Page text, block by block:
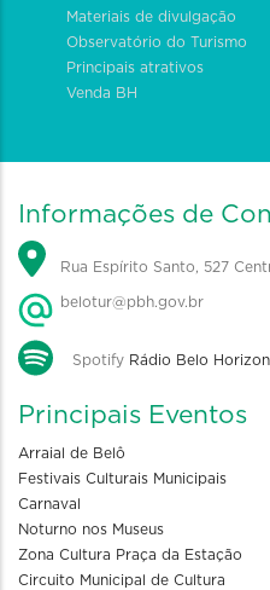
Materiais de divulgação
Observatório do Turismo
Principais atrativos
Venda BH
Informações de
Rua Espírito Santo, 527
belotur@pbh.gov.br
Spotify Rádio Belo
Principais Eventos
Arraial de Belô
Festivais Culturais Municipais
Carnaval
Noturno nos Museus
Zona Cultura Praça da Estação
Circuito Municipal de Cultura